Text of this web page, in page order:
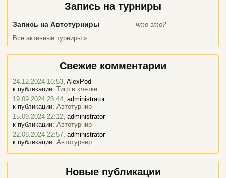
Запись на турниры
Запись на Автотурниры
что это?
Все активные турниры »
Свежие комментарии
24.12.2024 16:53, AlexPod
к публикации: Тигр в клетке
19.09.2024 23:44, administrator
к публикации: Автотурнир
15.09.2024 22:12, administrator
к публикации: Автотурнир
22.08.2024 22:57, administrator
к публикации: Автотурнир
Новые публикации